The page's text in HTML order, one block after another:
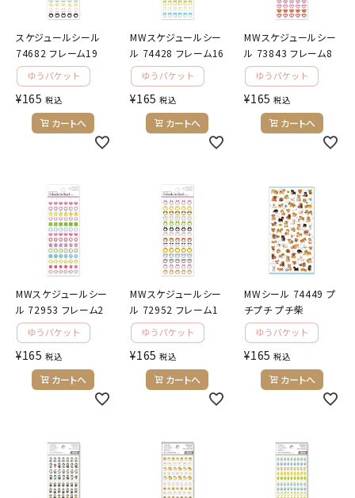
スケジュールシール
74682 フレーム19
¥165 税込
カートへ
MWスケジュールシー
ル 74428 フレーム16
¥165 税込
カートへ
MWスケジュールシー
ル 73843 フレーム8
¥165 税込
カートへ
MWスケジュールシー
ル 72953 フレーム2
¥165 税込
カートへ
MWスケジュールシー
ル 72952 フレーム1
¥165 税込
カートへ
MWシール 74449 プ
チプチ プチ柴
¥165 税込
カートへ